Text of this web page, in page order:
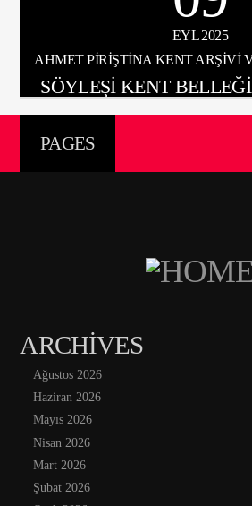
ŞU ANKI PROGRAM
GÖNÜL TELİMİZİ
22:00 24:00
EYL 2025
AHMET PIRIŞTINA KENT ARŞIVI
SÖYLEŞİ KENT
PAGES
ARCHIVES
Ağustos 2026
Haziran 2026
Mayıs 2026
Nisan 2026
Mart 2026
Şubat 2026